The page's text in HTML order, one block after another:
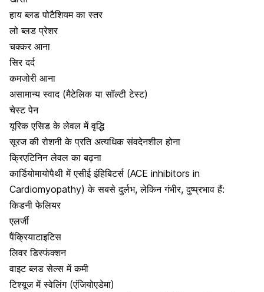
हाय ब्लड पोटैशियम का स्तर
लो ब्लड प्रेशर
चक्कर आना
सिर दर्द
कमजोरी आना
असामान्य स्वाद (मैटेलिक या सॉल्टी टेस्ट)
चेस्ट पेन
यूरिक एसिड के लेवल में वृद्धि
सूरज की रोशनी के प्रति अत्यधिक संवदेनशील होना
क्रिएटिनिन लेवल का बढ़ना
कार्डियोमायोपैथी में एसीई इंहिबिटर्स (ACE inhibitors in
Cardiomyopathy) के सबसे दुर्लभ, लेकिन गंभीर, दुष्प्रभाव हैं:
किडनी फेलियर
एलर्जी
पैंक्रियाटाइटिस
लिवर डिस्फंक्शन
वाइट ब्लड सेल्स में कमी
टिश्यूज में स्वेलिंग (एंजियोएडेमा)